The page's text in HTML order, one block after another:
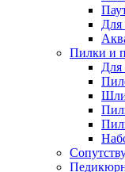
Для
Пилки и
Для